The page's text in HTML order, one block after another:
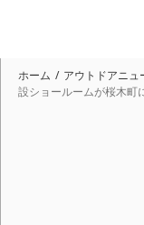
ホーム アウトドアニュ
設ショールームが桜木町